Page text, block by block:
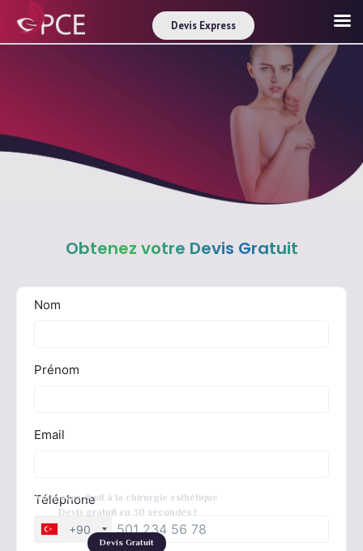
Vous avez droit à la chirurgie esthétique
Devis gratuit en 30 secondes !
Devis Gratuit
Obtenez votre Devis Gratuit
Devis Express